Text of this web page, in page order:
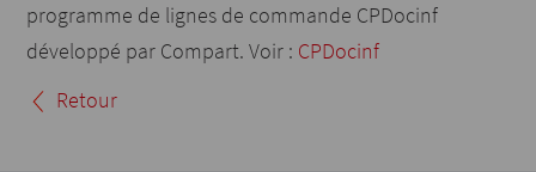
programme de lignes de commande CPDocinf
développé par Compart. Voir : CPDocinf
Retour